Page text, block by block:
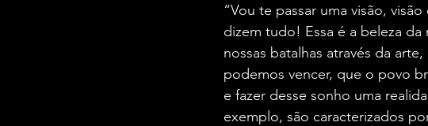
“Vou te passar uma visão,
dizem tudo! Essa é a beleza
nossas batalhas através da
podemos vencer, que o povo
e fazer desse sonho uma
exemplo, são caracterizados